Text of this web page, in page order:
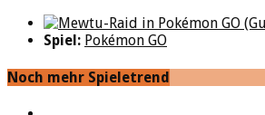
Spiel: Pokémon GO
Noch mehr Spieletrend